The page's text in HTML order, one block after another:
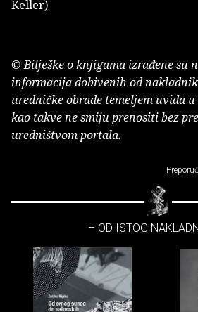
Keller)
© Bilješke o knjigama izrađene su
informacija dobivenih od
uredničke obrade temeljem uvida
kao takve ne smiju prenositi bez
uredništvom portala.
– OD ISTOG